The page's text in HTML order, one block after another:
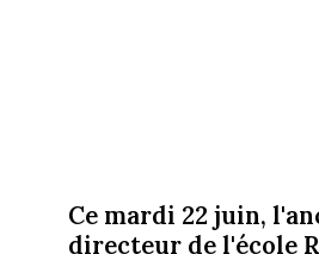
Ce mardi 22 juin,
directeur de l'école